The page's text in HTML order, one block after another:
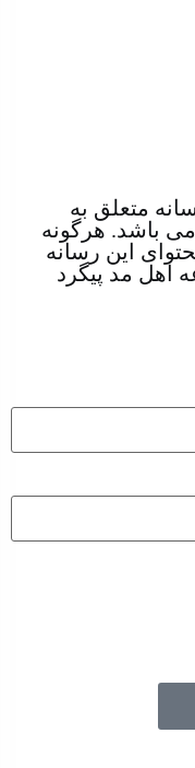
متعلق به
باشد. هرگونه
این رسانه
اهل مد پیگرد